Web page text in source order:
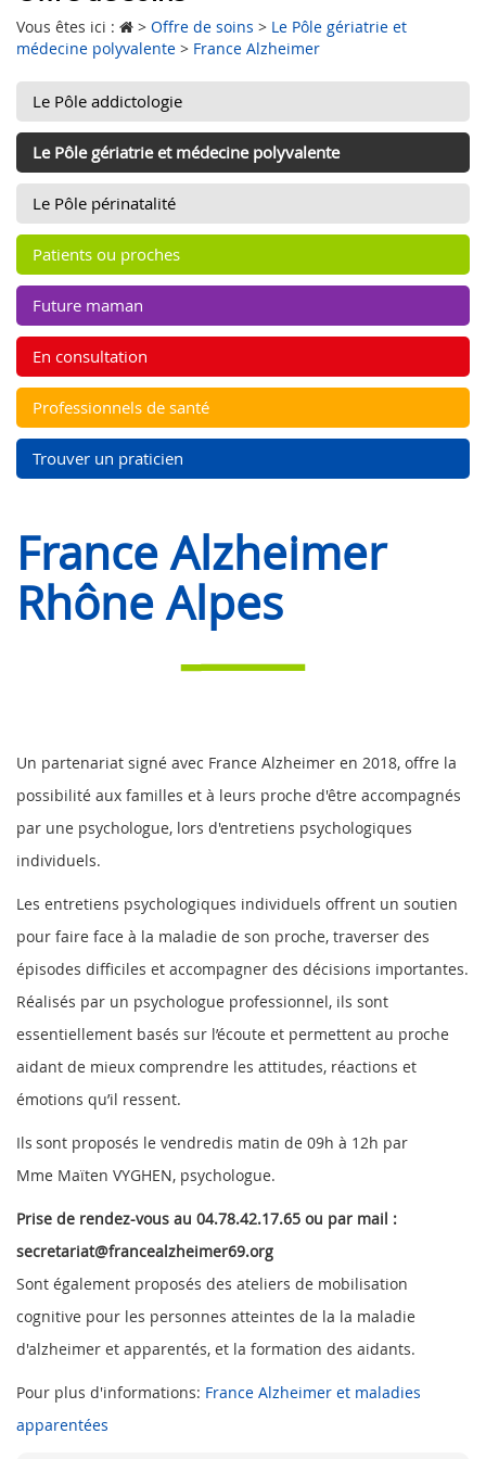
Vous êtes ici : > Offre de soins > Le Pôle gériatrie et
médecine polyvalente > France Alzheimer
Le Pôle addictologie
Le Pôle gériatrie et médecine polyvalente
Le Pôle périnatalité
Patients ou proches
Future maman
En consultation
Professionnels de santé
Trouver un praticien
France Alzheimer
Rhône Alpes
Un partenariat signé avec France Alzheimer en 2018, offre la
possibilité aux familles et à leurs proche d'être accompagnés
par une psychologue, lors d'entretiens psychologiques
individuels.
Les entretiens psychologiques individuels offrent un soutien
pour faire face à la maladie de son proche, traverser des
épisodes difficiles et accompagner des décisions importantes.
Réalisés par un psychologue professionnel, ils sont
essentiellement basés sur l’écoute et permettent au proche
aidant de mieux comprendre les attitudes, réactions et
émotions qu’il ressent.
Ils sont proposés le vendredis matin de 09h à 12h par
Mme Maïten VYGHEN, psychologue.
Prise de rendez-vous au 04.78.42.17.65 ou par mail :
secretariat@francealzheimer69.org
Sont également proposés des ateliers de mobilisation
cognitive pour les personnes atteintes de la la maladie
d'alzheimer et apparentés, et la formation des aidants.
Pour plus d'informations: France Alzheimer et maladies
apparentées